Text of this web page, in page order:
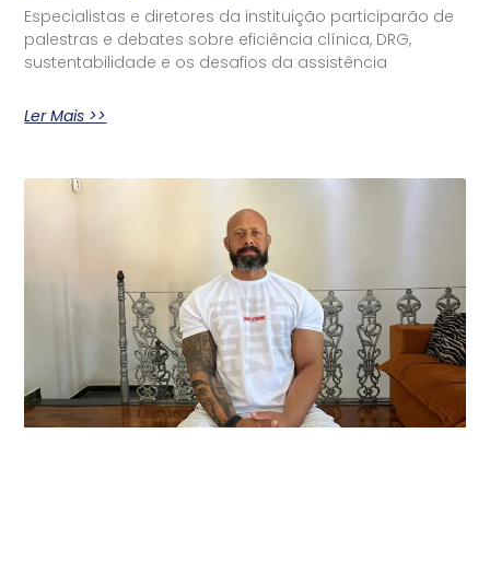
Especialistas e diretores da instituição participarão de
palestras e debates sobre eficiência clínica, DRG,
sustentabilidade e os desafios da assistência
Ler Mais >>